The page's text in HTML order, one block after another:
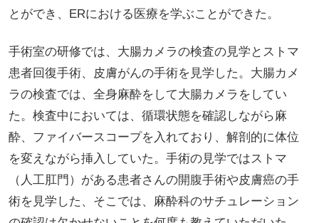
とができ、ERにおける医療を学ぶことができた。
手術室の研修では、大腸カメラの検査の見学とストマ
患者回復手術、皮膚がんの手術を見学した。大腸カメ
ラの検査では、全身麻酔をして大腸カメラをしてい
た。検査中においては、循環状態を確認しながら麻
酔、ファイバースコープを入れており、解剖的に体位
を変えながら挿入していた。手術の見学ではストマ
（人工肛門）がある患者さんの開腹手術や皮膚癌の手
術を見学した、そこでは、麻酔科のサチュレーション